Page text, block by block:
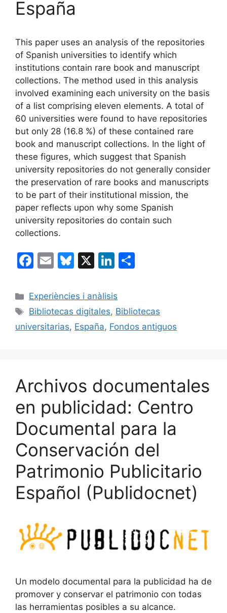
España
This paper uses an analysis of the repositories
of Spanish universities to identify which
institutions contain rare book and manuscript
collections. The method used in this analysis
involved examining each university on the basis
of a list comprising eleven elements. A total of
60 universities were found to have repositories
but only 28 (16.8 %) of these contained rare
book and manuscript collections. In the light of
these figures, which suggest that Spanish
university repositories do not generally consider
the preservation of rare books and manuscripts
to be part of their institutional mission, the
paper reflects upon why some Spanish
university repositories do contain such
collections.
F
c
e
b
E
ai
l
Bl
e
s
k
X
Li
k
e
dI
p
ar
Categorías
Experiències i anàlisis
Etiquetas
Bibliotecas digitales, Bibliotecas
universitarias, España, Fondos antiguos
Archivos documentales
en publicidad: Centro
Documental para la
Conservación del
Patrimonio Publicitario
Español (Publidocnet)
Un modelo documental para la publicidad ha de
promover y conservar el patrimonio con todas
las herramientas posibles a su alcance.